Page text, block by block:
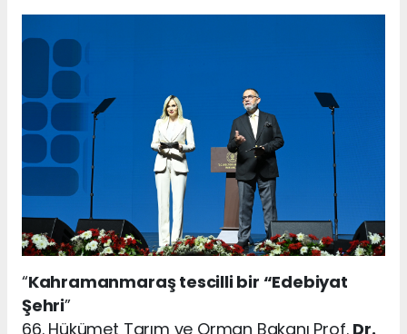
“Kahramanmaraş tescilli bir “Edebiyat
Şehri”
66. Hükümet Tarım ve Orman Bakanı Prof. Dr.